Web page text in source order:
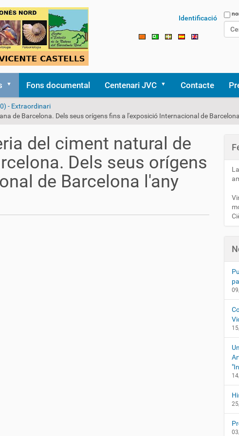
Cerca
Identificació
Fons documental Centenari JVC Contacte
- Extraordinari
de Barcelona. Dels seus orígens fins a l'exposició Internacional de
del ciment natural de
Dels seus orígens
de Barcelona l'any